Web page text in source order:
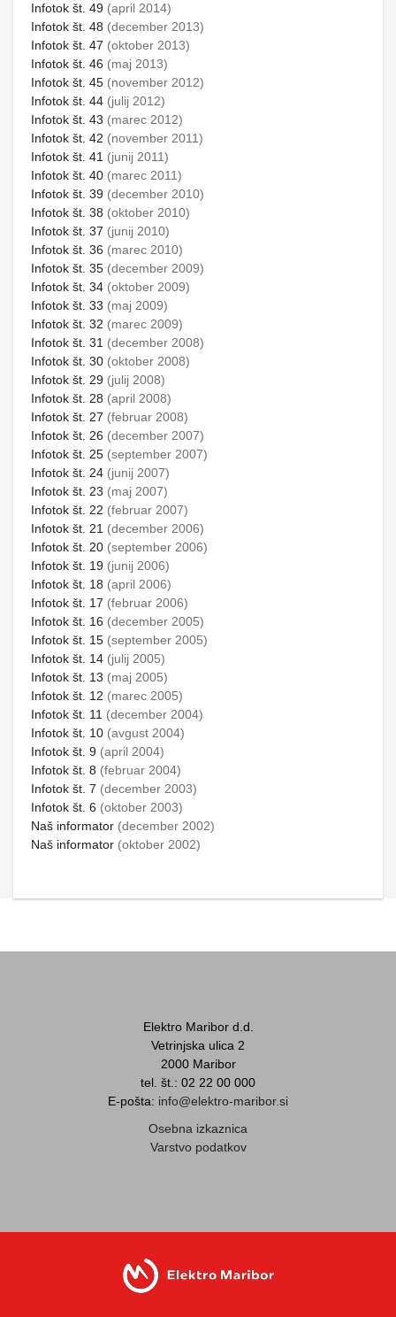
Infotok št. 49 (april 2014)
Infotok št. 48 (december 2013)
Infotok št. 47 (oktober 2013)
Infotok št. 46 (maj 2013)
Infotok št. 45 (november 2012)
Infotok št. 44 (julij 2012)
Infotok št. 43 (marec 2012)
Infotok št. 42 (november 2011)
Infotok št. 41 (junij 2011)
Infotok št. 40 (marec 2011)
Infotok št. 39 (december 2010)
Infotok št. 38 (oktober 2010)
Infotok št. 37 (junij 2010)
Infotok št. 36 (marec 2010)
Infotok št. 35 (december 2009)
Infotok št. 34 (oktober 2009)
Infotok št. 33 (maj 2009)
Infotok št. 32 (marec 2009)
Infotok št. 31 (december 2008)
Infotok št. 30 (oktober 2008)
Infotok št. 29 (julij 2008)
Infotok št. 28 (april 2008)
Infotok št. 27 (februar 2008)
Infotok št. 26 (december 2007)
Infotok št. 25 (september 2007)
Infotok št. 24 (junij 2007)
Infotok št. 23 (maj 2007)
Infotok št. 22 (februar 2007)
Infotok št. 21 (december 2006)
Infotok št. 20 (september 2006)
Infotok št. 19 (junij 2006)
Infotok št. 18 (april 2006)
Infotok št. 17 (februar 2006)
Infotok št. 16 (december 2005)
Infotok št. 15 (september 2005)
Infotok št. 14 (julij 2005)
Infotok št. 13 (maj 2005)
Infotok št. 12 (marec 2005)
Infotok št. 11 (december 2004)
Infotok št. 10 (avgust 2004)
Infotok št. 9 (april 2004)
Infotok št. 8 (februar 2004)
Infotok št. 7 (december 2003)
Infotok št. 6 (oktober 2003)
Naš informator (december 2002)
Naš informator (oktober 2002)
Elektro Maribor d.d.
Vetrinjska ulica 2
2000 Maribor
tel. št.: 02 22 00 000
E-pošta: info@elektro-maribor.si
Osebna izkaznica
Varstvo podatkov